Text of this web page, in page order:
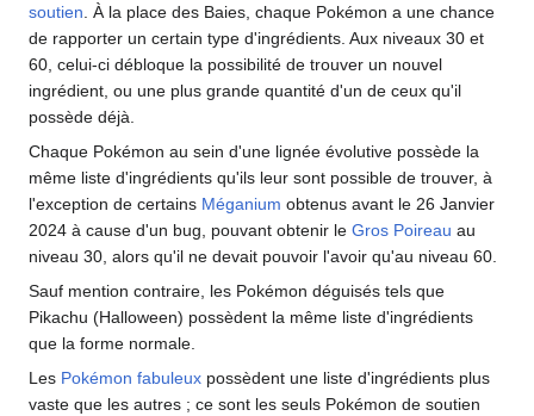
soutien . À la place des Baies, chaque Pokémon a une chance
de rapporter un certain type d'ingrédients. Aux niveaux 30 et
60, celui-ci débloque la possibilité de trouver un nouvel
ingrédient, ou une plus grande quantité d'un de ceux qu'il
possède déjà.
Chaque Pokémon au sein d'une lignée évolutive possède la
même liste d'ingrédients qu'ils leur sont possible de trouver, à
l'exception de certains Méganium obtenus avant le 26 Janvier
2024 à cause d'un bug, pouvant obtenir le Gros Poireau au
niveau 30, alors qu'il ne devait pouvoir l'avoir qu'au niveau 60.
Sauf mention contraire, les Pokémon déguisés tels que
Pikachu (Halloween) possèdent la même liste d'ingrédients
que la forme normale.
Les Pokémon fabuleux possèdent une liste d'ingrédients plus
vaste que les autres ; ce sont les seuls Pokémon de soutien